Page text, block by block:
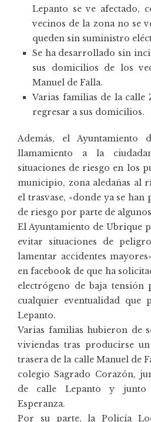
Lepanto se ve afectado,
vecinos de la zona no se
queden sin suministro
Se ha desarrollado sin
sus domicilios de los
Manuel de Falla.
Varias familias de la
regresar a sus domicilios.
Además, el
llamamiento a la
situaciones de riesgo en los
municipio, zona aledañas al
el trasvase, «donde ya se
de riesgo por parte de
El Ayuntamiento de Ubrique
evitar situaciones de
lamentar accidentes
en facebook de que ha
electrógeno de baja tensión
cualquier eventualidad que
Lepanto.
Varias familias hubieron de
viviendas tras producirse
trasera de la calle Manuel de
colegio Sagrado Corazón,
de calle Lepanto y
Esperanza.
Por su parte, la Policía